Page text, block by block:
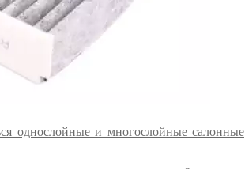
однослойные и многослойные салонные